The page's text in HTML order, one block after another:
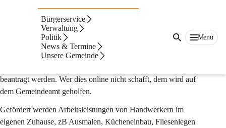
Bürgerservice
Verwaltung
Politik
News & Termine
Unsere Gemeinde
Menü
Förderungen
Handwerkerbonus (Bund)
beantragt werden. Wer dies online nicht schafft, dem wird auf
dem Gemeindeamt geholfen.
Gefördert werden Arbeitsleistungen von Handwerkern im
eigenen Zuhause, zB Ausmalen, Kücheneinbau, Fliesenlegen